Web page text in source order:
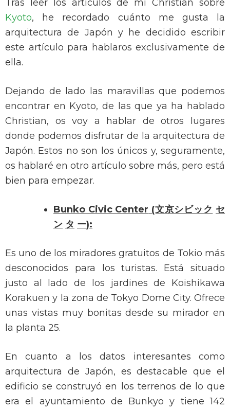
Tras leer los artículos de mi Christian sobre
Kyoto, he recordado cuánto me gusta la
arquitectura de Japón y he decidido escribir
este artículo para hablaros exclusivamente de
ella.
Dejando de lado las maravillas que podemos
encontrar en Kyoto, de las que ya ha hablado
Christian, os voy a hablar de otros lugares
donde podemos disfrutar de la arquitectura de
Japón. Estos no son los únicos y, seguramente,
os hablaré en otro artículo sobre más, pero está
bien para empezar.
Bunko Civic Center (文京シビック セ
ン タ ー):
Es uno de los miradores gratuitos de Tokio más
desconocidos para los turistas. Está situado
justo al lado de los jardines de Koishikawa
Korakuen y la zona de Tokyo Dome City. Ofrece
unas vistas muy bonitas desde su mirador en
la planta 25.
En cuanto a los datos interesantes como
arquitectura de Japón, es destacable que el
edificio se construyó en los terrenos de lo que
era el ayuntamiento de Bunkyo y tiene 142